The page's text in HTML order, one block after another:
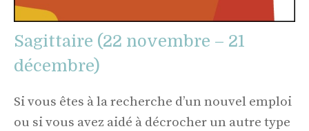
Sagittaire (22 novembre – 21
décembre)
Si vous êtes à la recherche d’un nouvel emploi
ou si vous avez aidé à décrocher un autre type